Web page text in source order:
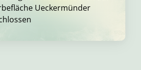
Ueckermünder